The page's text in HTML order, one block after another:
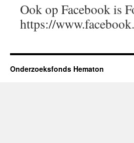
Ook op Facebook is
https://
Onderzoeksfonds Hematon